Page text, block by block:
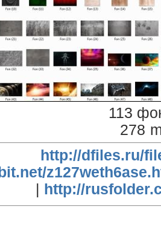
113
278
http://dfiles.ru/
http://